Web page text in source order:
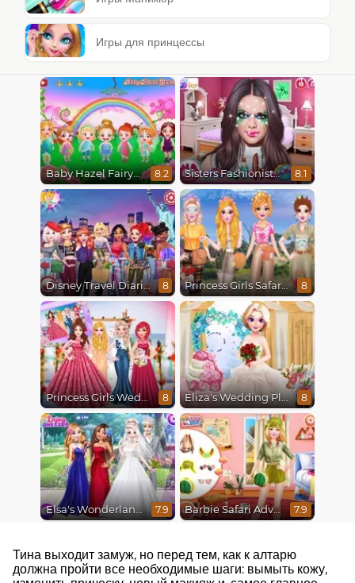
Игры для принцессы
Baby Hazel Fairyland Ballet 8.2 Sisters Fashionista Makeup 8.1
Disney Travel Diaries: City Break 8 Princess Girls Safari Trip 8
Princess Girls Wedding Trip 8 Eliza's Wedding Planner 8
Elsa's Wonderland Wedding 7.9 Barbie Safari Adventure 7.9
Тина выходит замуж, но перед тем, как к алтарю
должна пройти все необходимые шаги: вымыть кожу,